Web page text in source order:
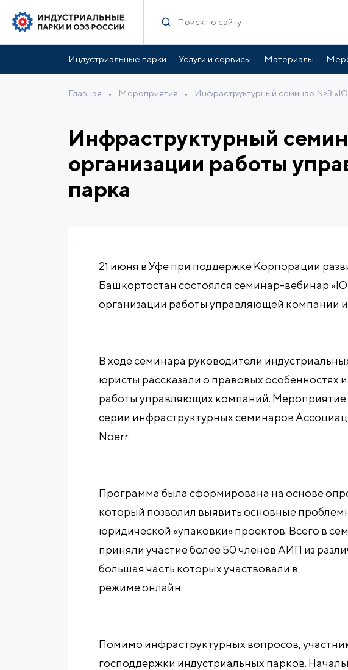
Индустриальные парки Услуги и сервисы Материалы
Главная • Мероприятия • Инфраструктурный семинар
Инфраструктурный
организации работы
парка
21 июня в Уфе при поддержке Корпорации
Башкортостан состоялся семинар-вебинар
организации работы управляющей компании
В ходе семинара руководители
юристы рассказали о правовых особенностях
работы управляющих компаний. Мероприятие
серии инфраструктурных семинаров
Noerr.
Программа была сформирована на основе
который позволил выявить основные
юридической «упаковки» проектов. Всего в
приняли участие более 50 членов АИП из
большая часть которых участвовали в
режиме онлайн.
Помимо инфраструктурных вопросов,
господдержки индустриальных парков.